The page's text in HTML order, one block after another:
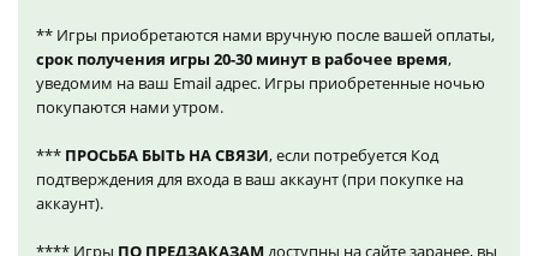
** Игры приобретаются нами вручную после вашей оплаты,
срок получения игры 20-30 минут в рабочее время,
уведомим на ваш Email адрес. Игры приобретенные ночью
покупаются нами утром.
*** ПРОСЬБА БЫТЬ НА СВЯЗИ, если потребуется Код
подтверждения для входа в ваш аккаунт (при покупке на
аккаунт).